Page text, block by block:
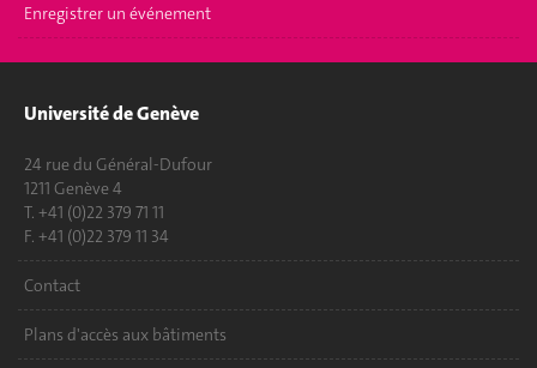
Enregistrer un événement
Université de Genève
24 rue du Général-Dufour
1211 Genève 4
T. +41 (0)22 379 71 11
F. +41 (0)22 379 11 34
Contact
Plans d'accès aux bâtiments